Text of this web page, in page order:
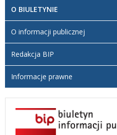
O BIULETYNIE
O informacji publicznej
Redakcja BIP
Informacje prawne